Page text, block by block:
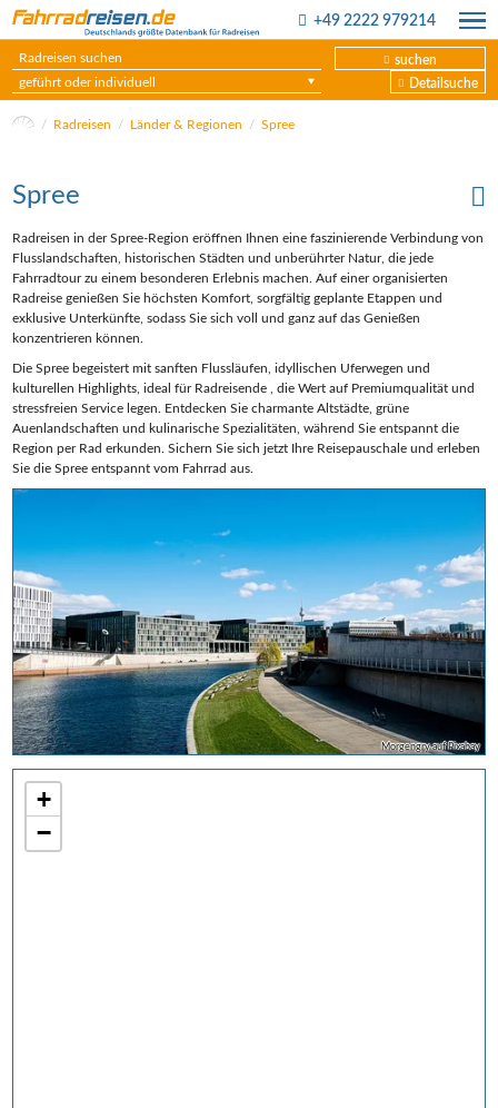
+49 2222 979214
suchen
geführt oder individuell
Detailsuche
Radreisen Länder & Regionen Spree
Morgengry auf Pixabay
+
−
Spree
Radreisen in der Spree-Region eröffnen Ihnen eine faszinierende Verbindung von
Flusslandschaften, historischen Städten und unberührter Natur, die jede
Fahrradtour zu einem besonderen Erlebnis machen. Auf einer organisierten
Radreise genießen Sie höchsten Komfort, sorgfältig geplante Etappen und
exklusive Unterkünfte, sodass Sie sich voll und ganz auf das Genießen
konzentrieren können.
Die Spree begeistert mit sanften Flussläufen, idyllischen Uferwegen und
kulturellen Highlights, ideal für Radreisende , die Wert auf Premiumqualität und
stressfreien Service legen. Entdecken Sie charmante Altstädte, grüne
Auenlandschaften und kulinarische Spezialitäten, während Sie entspannt die
Region per Rad erkunden. Sichern Sie sich jetzt Ihre Reisepauschale und erleben
Sie die Spree entspannt vom Fahrrad aus.